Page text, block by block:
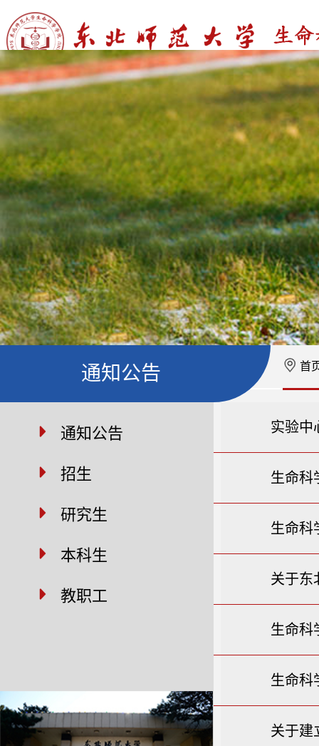
通知公告 首
通知公告
招生
研究生
本科生
教职工
实验中
生命科
生命科
关于东
生命科
生命科
关于建